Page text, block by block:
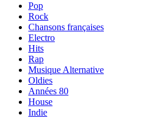
Pop
Rock
Chansons françaises
Electro
Hits
Rap
Musique Alternative
Oldies
Années 80
House
Indie